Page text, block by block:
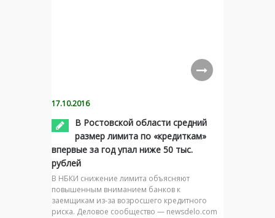
17.10.2016
В Ростовской области средний
размер лимита по «кредиткам»
впервые за год упал ниже 50 тыс.
рублей
В НБКИ снижение лимита объясняют
повышенным вниманием банков к
заемщикам из-за возросшего кредитного
риска. Деловое сообщество — newsdelo.com